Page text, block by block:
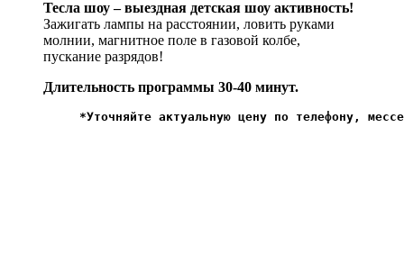
Тесла шоу – выездная детская шоу активность!
Зажигать лампы на расстоянии, ловить руками
молнии, магнитное поле в газовой колбе,
пускание разрядов!
Длительность программы 30-40 минут.
*Уточняйте актуальную цену по телефону,